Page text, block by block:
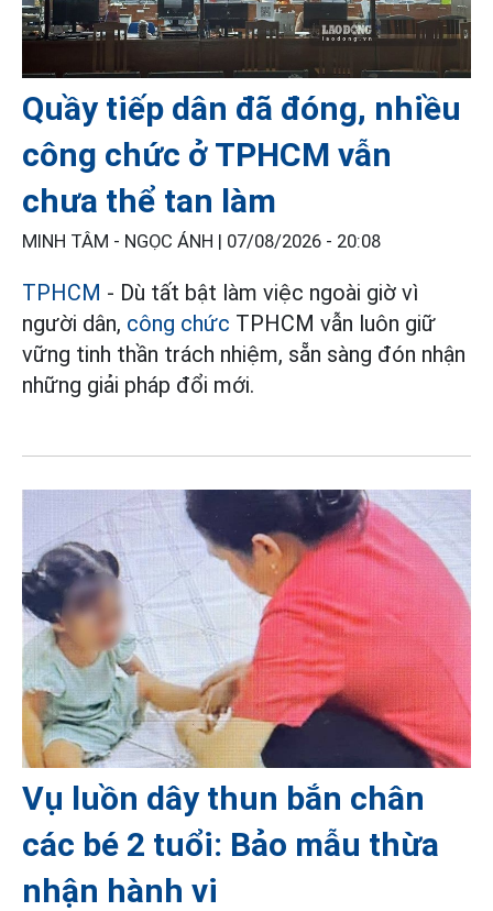
Quầy tiếp dân đã đóng, nhiều
công chức ở TPHCM vẫn
chưa thể tan làm
MINH TÂM - NGỌC ÁNH | 07/08/2026 - 20:08
TPHCM - Dù tất bật làm việc ngoài giờ vì
người dân, công chức TPHCM vẫn luôn giữ
vững tinh thần trách nhiệm, sẵn sàng đón nhận
những giải pháp đổi mới.
Vụ luồn dây thun bắn chân
các bé 2 tuổi: Bảo mẫu thừa
nhận hành vi